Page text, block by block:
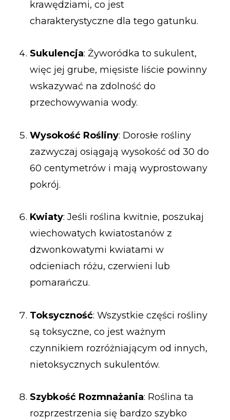
krawędziami, co jest
charakterystyczne dla tego gatunku.
Sukulencja: Żyworódka to sukulent,
więc jej grube, mięsiste liście powinny
wskazywać na zdolność do
przechowywania wody.
Wysokość Rośliny: Dorosłe rośliny
zazwyczaj osiągają wysokość od 30 do
60 centymetrów i mają wyprostowany
pokrój.
Kwiaty: Jeśli roślina kwitnie, poszukaj
wiechowatych kwiatostanów z
dzwonkowatymi kwiatami w
odcieniach różu, czerwieni lub
pomarańczu.
Toksyczność: Wszystkie części rośliny
są toksyczne, co jest ważnym
czynnikiem rozróżniającym od innych,
nietoksycznych sukulentów.
Szybkość Rozmnażania: Roślina ta
rozprzestrzenia się bardzo szybko